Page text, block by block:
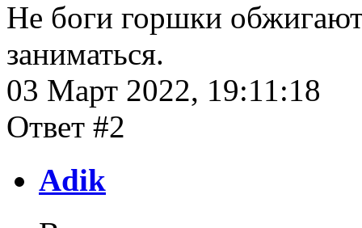
Не боги горшки
заниматься.
03 Март 2022, 19:11:18
Ответ #2
Adik